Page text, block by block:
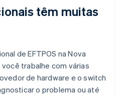
têm muitas
de EFTPOS na Nova
trabalhe com várias
de hardware e o switch
o problema ou até